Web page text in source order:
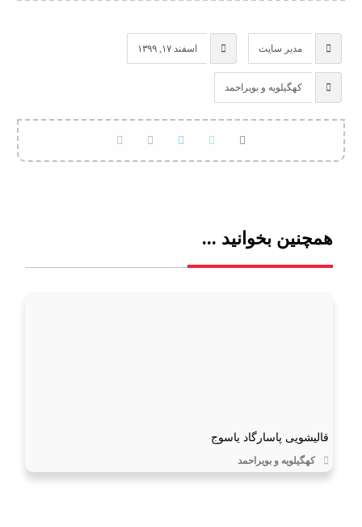
مدیر سایت اسفند ۱۷, ۱۳۹۹
کهگیلویه و بویراحمد
همچنین بخوانید ...
قالیشویی پاسارگاد یاسوج
کهگیلویه و بویراحمد